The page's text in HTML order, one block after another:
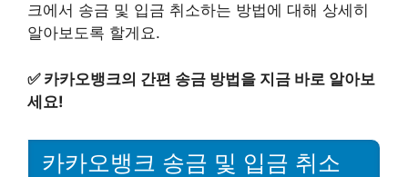
크에서 송금 및 입금 취소하는 방법에 대해 상세히
알아보도록 할게요.
✅ 카카오뱅크의 간편 송금 방법을 지금 바로 알아보
세요!
카카오뱅크 송금 및 입금 취소